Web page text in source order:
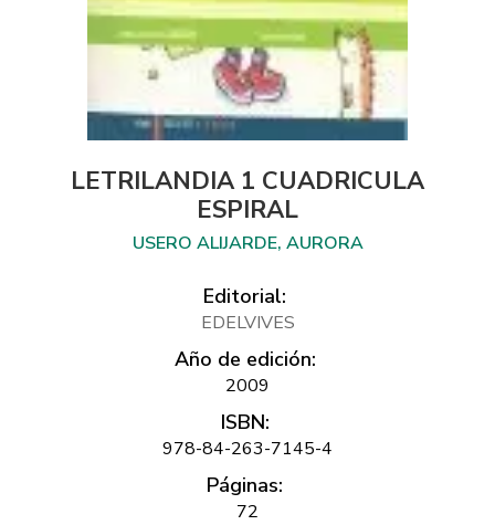
LETRILANDIA 1 CUADRICULA
ESPIRAL
USERO ALIJARDE, AURORA
Editorial:
EDELVIVES
Año de edición:
2009
ISBN:
978-84-263-7145-4
Páginas:
72